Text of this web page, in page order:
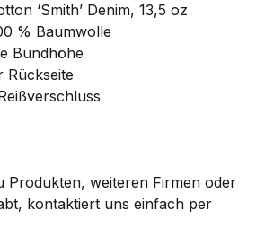
‘Smith’ Denim, 13,5 oz
% Baumwolle
Bundhöhe
Rückseite
Produkten, weiteren Firmen oder
kontaktiert uns einfach per